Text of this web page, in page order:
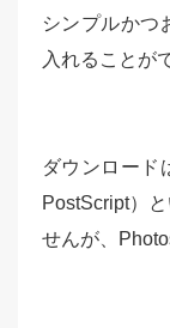
シンプルかつ
入れることが
ダウンロード
PostScript）
せんが、